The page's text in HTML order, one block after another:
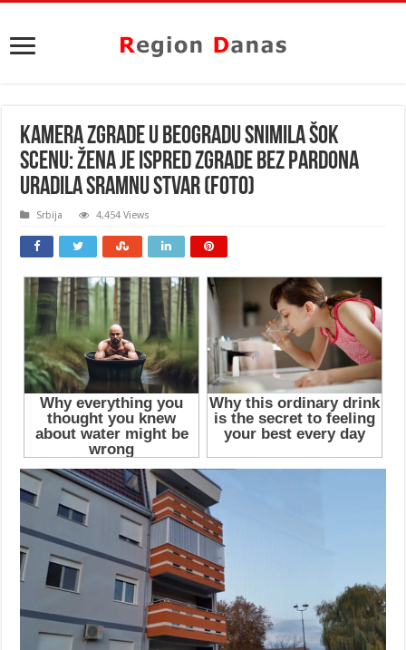
KAMERA ZGRADE U BEOGRADU SNIMILA ŠOK
SCENU: Žena je ispred zgrade BEZ PARDONA
URADILA SRAMNU STVAR (FOTO)
Srbija 4,454 Views